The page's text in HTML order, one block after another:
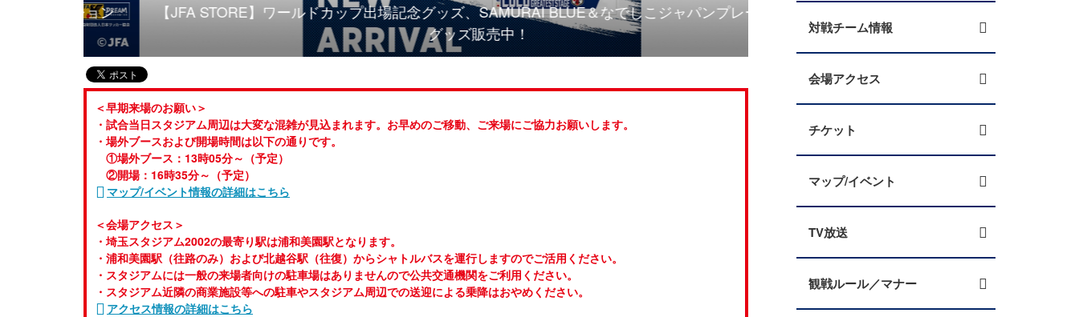
【JFA STORE】ワールドカップ出場記念グッズ、SAMURAI BLUE＆なでしこジャパンプレーヤーズ
グッズ販売中！
【Match Report】SAMURAI BLUE、バーレー
＜早期来場のお願い＞
・試合当日スタジアム周辺は大変な混雑が見込まれます。お早めのご移動、ご来場にご協力お願いします。
・場外ブースおよび開場時間は以下の通りです。
①場外ブース：13時05分～（予定）
②開場：16時35分～（予定）
マップ/イベント情報の詳細はこちら
＜会場アクセス＞
・埼玉スタジアム2002の最寄り駅は浦和美園駅となります。
・浦和美園駅（往路のみ）および北越谷駅（往復）からシャトルバスを運行しますのでご活用ください。
・スタジアムには一般の来場者向けの駐車場はありませんので公共交通機関をご利用ください。
・スタジアム近隣の商業施設等への駐車やスタジアム周辺での送迎による乗降はおやめください。
アクセス情報の詳細はこちら
対戦チーム情報
会場アクセス
チケット
マップ/イベント
TV放送
観戦ルール／マナー